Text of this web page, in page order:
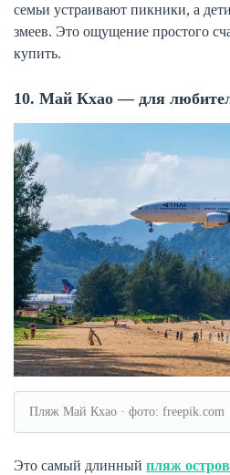
семьи устраивают пикники, а
змеев. Это ощущение простого
купить.
10. Май Кхао — для
Пляж Май Кхао · фото: freepik.com
Это самый длинный пляж